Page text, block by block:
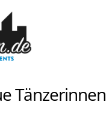
Tänzerinnen